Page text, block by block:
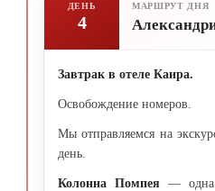
ДЕНЬ
4
МАРШРУТ ДНЯ
Завтрак в отеле Каира.
Освобождение номеров.
Мы отправляемся на
день.
Колонна Помпея — одна